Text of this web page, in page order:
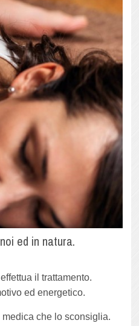
ed in natura.
il trattamento.
ed energetico.
che lo sconsiglia.